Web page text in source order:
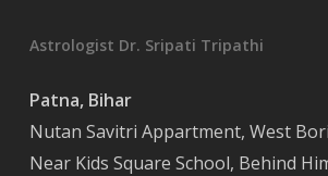
Astrologist Dr. Sripati Tripathi
Patna, Bihar
Nutan Savitri Appartment, West
Near Kids Square School, Behind